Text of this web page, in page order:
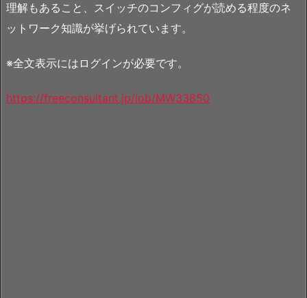
理解もあること、スイッチのコンフィグが読める程度のネ
ットワーク知識が挙げられています。
※全文表示にはログインが必要です。
https://freeconsultant.jp/job/MW33850